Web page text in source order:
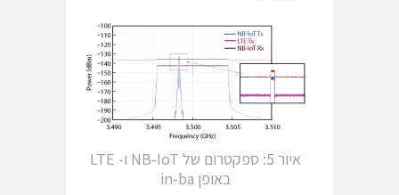
איור 5: ספקטרום של NB-IoT ו- LTE
באופן in-ba